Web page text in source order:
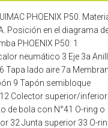
PHOENIX P50.
Posición en el diagrama
PHOENIX P50: 1
neumático 3 Eje 3a
Tapa lado aire 7a
9 Tapón semibloque
Colector superior/inferior
de bola con N°41 O-ring o
32 Junta superior 33 O-